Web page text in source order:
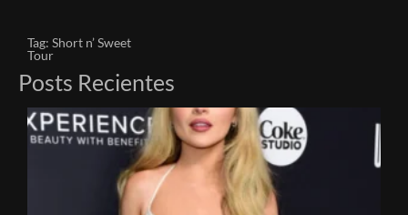
Tag: Short n’ Sweet
Tour
Posts Recientes